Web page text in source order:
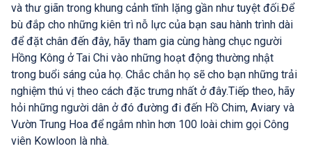
và thư giãn trong khung cảnh tĩnh lặng gần như tuyệt đối.Để
bù đắp cho những kiên trì nỗ lực của bạn sau hành trình dài
để đặt chân đến đây, hãy tham gia cùng hàng chục người
Hồng Kông ở Tai Chi vào những hoạt động thường nhật
trong buổi sáng của họ. Chắc chắn họ sẽ cho bạn những trải
nghiệm thú vị theo cách đặc trưng nhất ở đây.Tiếp theo, hãy
hỏi những người dân ở đó đường đi đến Hồ Chim, Aviary và
Vườn Trung Hoa để ngắm nhìn hơn 100 loài chim gọi Công
viên Kowloon là nhà.